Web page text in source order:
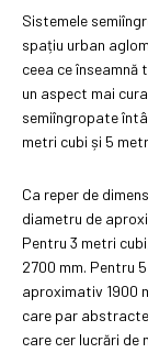
Sistemele
spațiu urban
ceea ce
un aspect mai
semiîngropate
metri cubi și 5
Ca reper de
diametru de
Pentru 3 metri
2700 mm. Pentru
aproximativ 1900
care par
care cer lucrări de